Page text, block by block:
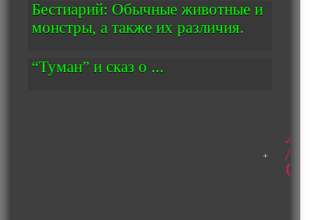
Бестиарий: Обычные животные и
монстры, а также их различия.
“Туман” и сказ о ...
/